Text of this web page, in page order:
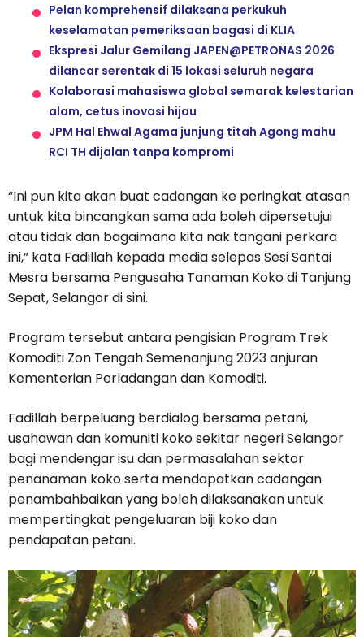
Pelan komprehensif dilaksana perkukuh
keselamatan pemeriksaan bagasi di KLIA
Ekspresi Jalur Gemilang JAPEN@PETRONAS 2026
dilancar serentak di 15 lokasi seluruh negara
Kolaborasi mahasiswa global semarak kelestarian
alam, cetus inovasi hijau
JPM Hal Ehwal Agama junjung titah Agong mahu
RCI TH dijalan tanpa kompromi
“Ini pun kita akan buat cadangan ke peringkat atasan
untuk kita bincangkan sama ada boleh dipersetujui
atau tidak dan bagaimana kita nak tangani perkara
ini,” kata Fadillah kepada media selepas Sesi Santai
Mesra bersama Pengusaha Tanaman Koko di Tanjung
Sepat, Selangor di sini.
Program tersebut antara pengisian Program Trek
Komoditi Zon Tengah Semenanjung 2023 anjuran
Kementerian Perladangan dan Komoditi.
Fadillah berpeluang berdialog bersama petani,
usahawan dan komuniti koko sekitar negeri Selangor
bagi mendengar isu dan permasalahan sektor
penanaman koko serta mendapatkan cadangan
penambahbaikan yang boleh dilaksanakan untuk
mempertingkat pengeluaran biji koko dan
pendapatan petani.